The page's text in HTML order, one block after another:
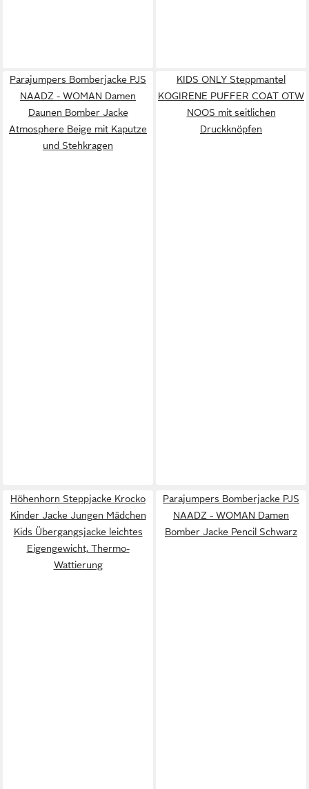
Parajumpers Bomberjacke PJS
NAADZ - WOMAN Damen
Daunen Bomber Jacke
Atmosphere Beige mit Kaputze
und Stehkragen
KIDS ONLY Steppmantel
KOGIRENE PUFFER COAT OTW
NOOS mit seitlichen
Druckknöpfen
Höhenhorn Steppjacke Krocko
Kinder Jacke Jungen Mädchen
Kids Übergangsjacke leichtes
Eigengewicht, Thermo-
Wattierung
Parajumpers Bomberjacke PJS
NAADZ - WOMAN Damen
Bomber Jacke Pencil Schwarz